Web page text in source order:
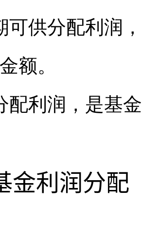
可供分配利润
额。
配利润，是基
金利润分配